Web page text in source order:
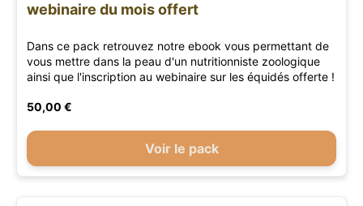
webinaire du mois offert
Dans ce pack retrouvez notre ebook vous permettant de
vous mettre dans la peau d'un nutritionniste zoologique
ainsi que l'inscription au webinaire sur les équidés offerte !
50,00 €
Voir le pack